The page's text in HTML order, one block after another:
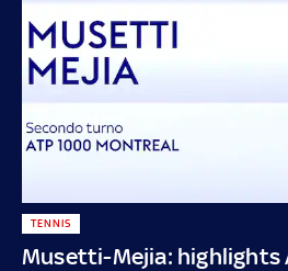
Musetti-Mejia: highlights
TENNIS